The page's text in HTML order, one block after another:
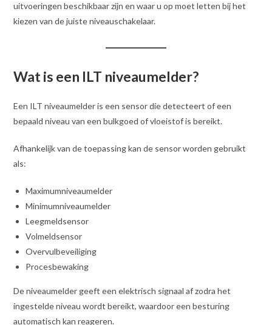
uitvoeringen beschikbaar zijn en waar u op moet letten bij het
kiezen van de juiste niveauschakelaar.
Wat is een ILT niveaumelder?
Een ILT niveaumelder is een sensor die detecteert of een
bepaald niveau van een bulkgoed of vloeistof is bereikt.
Afhankelijk van de toepassing kan de sensor worden gebruikt
als:
Maximumniveaumelder
Minimumniveaumelder
Leegmeldsensor
Volmeldsensor
Overvulbeveiliging
Procesbewaking
De niveaumelder geeft een elektrisch signaal af zodra het
ingestelde niveau wordt bereikt, waardoor een besturing
automatisch kan reageren.